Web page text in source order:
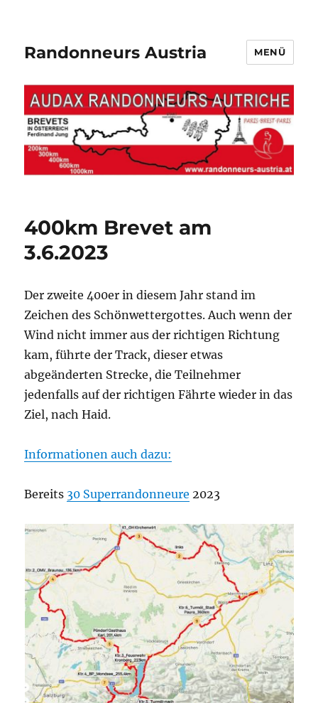
Randonneurs Austria MENÜ
400km Brevet am
3.6.2023
Der zweite 400er in diesem Jahr stand im
Zeichen des Schönwettergottes. Auch wenn der
Wind nicht immer aus der richtigen Richtung
kam, führte der Track, dieser etwas
abgeänderten Strecke, die Teilnehmer
jedenfalls auf der richtigen Fährte wieder in das
Ziel, nach Haid.
Informationen auch dazu:
Bereits 30 Superrandonneure 2023